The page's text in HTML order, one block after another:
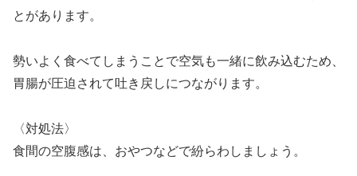
とがあります。
勢いよく食べてしまうことで空気も一緒に飲み込むため、
胃腸が圧迫されて吐き戻しにつながります。
〈対処法〉
食間の空腹感は、おやつなどで紛らわしましょう。